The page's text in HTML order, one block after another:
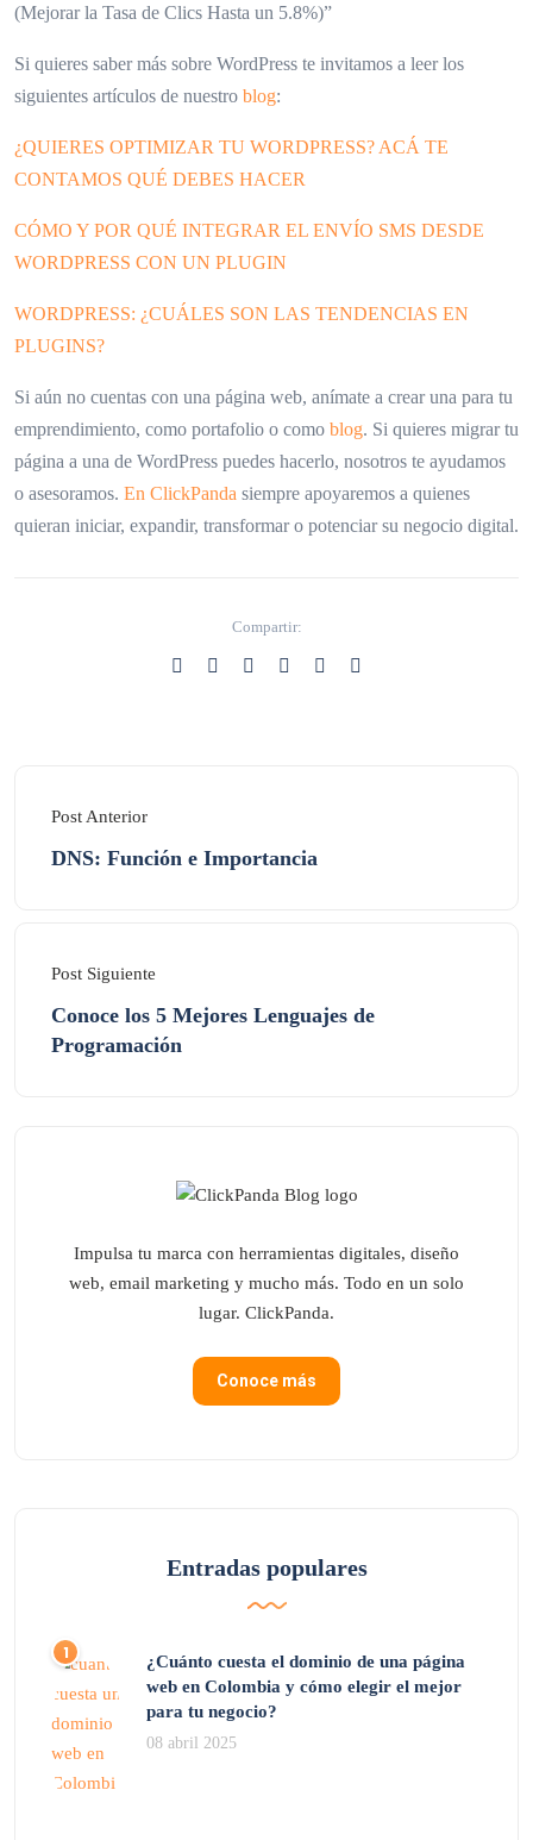
(Mejorar la Tasa de Clics Hasta un 5.8%)”
Si quieres saber más sobre WordPress te invitamos a leer los
siguientes artículos de nuestro blog:
¿QUIERES OPTIMIZAR TU WORDPRESS? ACÁ TE
CONTAMOS QUÉ DEBES HACER
CÓMO Y POR QUÉ INTEGRAR EL ENVÍO SMS DESDE
WORDPRESS CON UN PLUGIN
WORDPRESS: ¿CUÁLES SON LAS TENDENCIAS EN
PLUGINS?
Si aún no cuentas con una página web, anímate a crear una para tu
emprendimiento, como portafolio o como blog. Si quieres migrar tu
página a una de WordPress puedes hacerlo, nosotros te ayudamos
o asesoramos. En ClickPanda siempre apoyaremos a quienes
quieran iniciar, expandir, transformar o potenciar su negocio digital.
Compartir:
Post Anterior
DNS: Función e Importancia
Post Siguiente
Conoce los 5 Mejores Lenguajes de
Programación
Impulsa tu marca con herramientas digitales, diseño
web, email marketing y mucho más. Todo en un solo
lugar. ClickPanda.
Conoce más
Entradas populares
¿Cuánto cuesta el dominio de una página
web en Colombia y cómo elegir el mejor
para tu negocio?
08 abril 2025